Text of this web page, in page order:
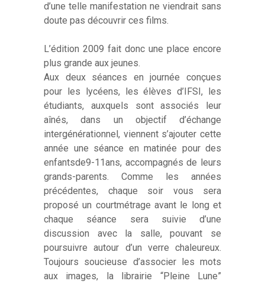
d’une telle manifestation ne viendrait sans
doute pas découvrir ces films.
L’édition 2009 fait donc une place encore
plus grande aux jeunes.
Aux deux séances en journée conçues
pour les lycéens, les élèves d’IFSI, les
étudiants, auxquels sont associés leur
aînés, dans un objectif d’échange
intergénérationnel, viennent s’ajouter cette
année une séance en matinée pour des
enfantsde9-11ans, accompagnés de leurs
grands-parents. Comme les années
précédentes, chaque soir vous sera
proposé un courtmétrage avant le long et
chaque séance sera suivie d’une
discussion avec la salle, pouvant se
poursuivre autour d’un verre chaleureux.
Toujours soucieuse d’associer les mots
aux images, la librairie “Pleine Lune”